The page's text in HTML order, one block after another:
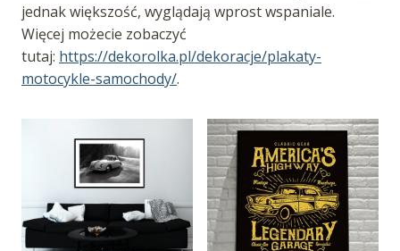
jednak większość, wyglądają wprost wspaniale.
Więcej możecie zobaczyć
tutaj: https://dekorolka.pl/dekoracje/plakaty-
motocykle-samochody/.